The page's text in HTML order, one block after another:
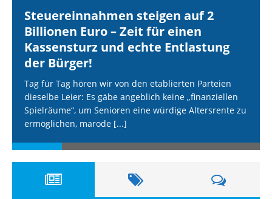
Steuereinnahmen steigen auf 2
Billionen Euro – Zeit für einen
Kassensturz und echte Entlastung
der Bürger!
Tag für Tag hören wir von den etablierten Parteien
dieselbe Leier: Es gäbe angeblich keine „finanziellen
Spielräume“, um Senioren eine würdige Altersrente zu
ermöglichen, marode [...]